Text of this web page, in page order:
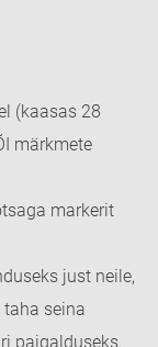
(kaasas 28
märkmete
markerit
just neile,
seina
paigalduseks.